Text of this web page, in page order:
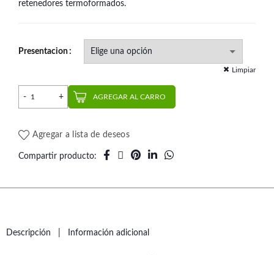
retenedores termoformados.
Presentacion
Limpiar
Chewies™ | Dentsply Sirona cantidad
AGREGAR AL CARRO
Agregar a lista de deseos
Compartir producto
Descripción Información adicional